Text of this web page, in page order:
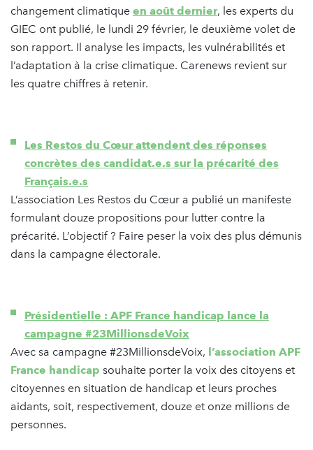
changement climatique en août dernier, les experts du
GIEC ont publié, le lundi 29 février, le deuxième volet de
son rapport. Il analyse les impacts, les vulnérabilités et
l’adaptation à la crise climatique. Carenews revient sur
les quatre chiffres à retenir.
Les Restos du Cœur attendent des réponses
concrètes des candidat.e.s sur la précarité des
Français.e.s
L’association Les Restos du Cœur a publié un manifeste
formulant douze propositions pour lutter contre la
précarité. L’objectif ? Faire peser la voix des plus démunis
dans la campagne électorale.
Présidentielle : APF France handicap lance la
campagne #23MillionsdeVoix
Avec sa campagne #23MillionsdeVoix, l’association APF
France handicap souhaite porter la voix des citoyens et
citoyennes en situation de handicap et leurs proches
aidants, soit, respectivement, douze et onze millions de
personnes.